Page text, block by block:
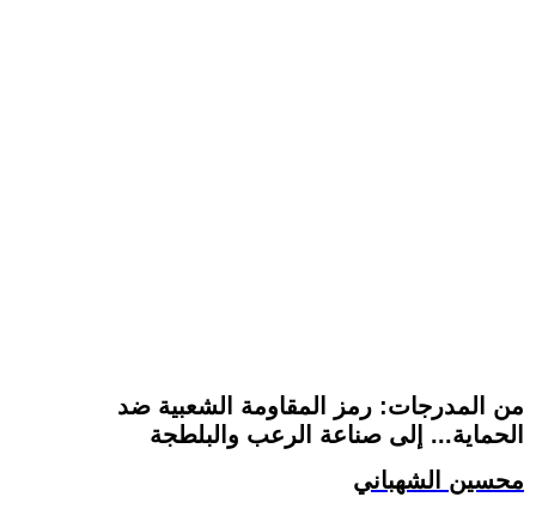
من المدرجات: رمز المقاومة الشعبية ضد
الحماية... إلى صناعة الرعب والبلطجة
محسين الشهباني